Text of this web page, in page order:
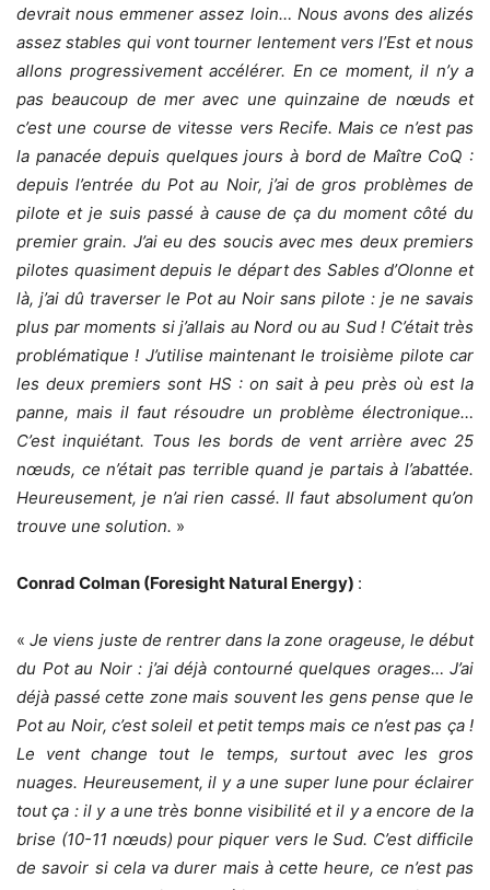
devrait nous emmener assez loin… Nous avons des alizés
assez stables qui vont tourner lentement vers l’Est et nous
allons progressivement accélérer. En ce moment, il n’y a
pas beaucoup de mer avec une quinzaine de nœuds et
c’est une course de vitesse vers Recife. Mais ce n’est pas
la panacée depuis quelques jours à bord de Maître CoQ :
depuis l’entrée du Pot au Noir, j’ai de gros problèmes de
pilote et je suis passé à cause de ça du moment côté du
premier grain. J’ai eu des soucis avec mes deux premiers
pilotes quasiment depuis le départ des Sables d’Olonne et
là, j’ai dû traverser le Pot au Noir sans pilote : je ne savais
plus par moments si j’allais au Nord ou au Sud ! C’était très
problématique ! J’utilise maintenant le troisième pilote car
les deux premiers sont HS : on sait à peu près où est la
panne, mais il faut résoudre un problème électronique…
C’est inquiétant. Tous les bords de vent arrière avec 25
nœuds, ce n’était pas terrible quand je partais à l’abattée.
Heureusement, je n’ai rien cassé. Il faut absolument qu’on
trouve une solution. »
Conrad Colman (Foresight Natural Energy) :
«Je viens juste de rentrer dans la zone orageuse, le début
du Pot au Noir : j’ai déjà contourné quelques orages… J’ai
déjà passé cette zone mais souvent les gens pense que le
Pot au Noir, c’est soleil et petit temps mais ce n’est pas ça !
Le vent change tout le temps, surtout avec les gros
nuages. Heureusement, il y a une super lune pour éclairer
tout ça : il y a une très bonne visibilité et il y a encore de la
brise (10-11 nœuds) pour piquer vers le Sud. C’est difficile
de savoir si cela va durer mais à cette heure, ce n’est pas